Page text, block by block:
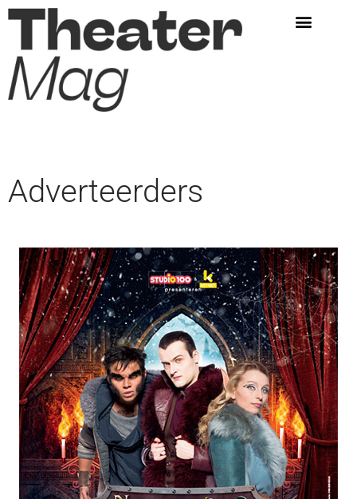
Adverteerders